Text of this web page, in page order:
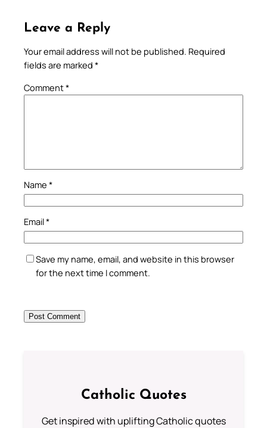
Leave a Reply
Your email address will not be published. Required
fields are marked *
Comment*
Name *
Email*
Save my name, email, and website in this browser
for the next time I comment.
Catholic Quotes
Get inspired with uplifting Catholic quotes